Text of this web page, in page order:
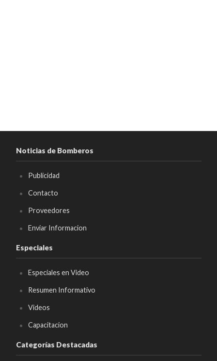
Noticias de Bomberos
Publicidad
Contacto
Proveedores
Enviar Informacion
Especiales
Especiales en Video
Resumen Informativo
Videos
Capacitacion
Categorías Destacadas